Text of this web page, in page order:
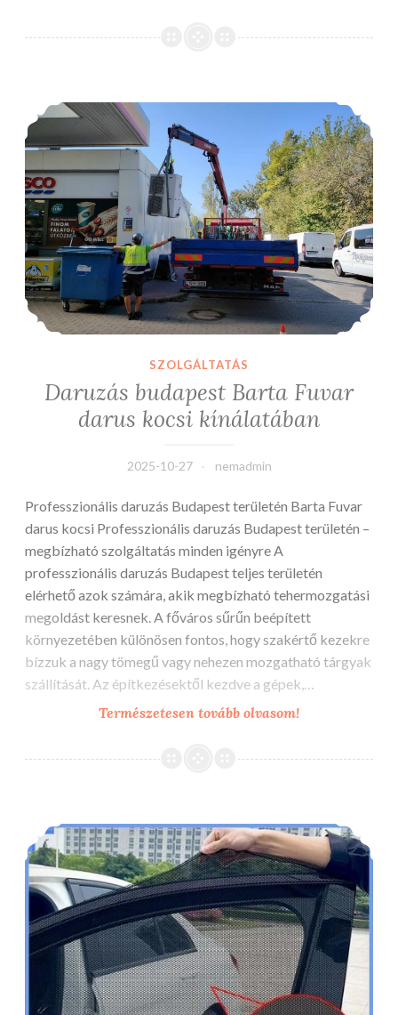
Daruzás budapest Barta Fuvar darus kocsi kínálatában
SZOLGÁLTATÁS
Daruzás budapest Barta Fuvar
darus kocsi kínálatában
2025-10-27 nemadmin
Professzionális daruzás Budapest területén Barta Fuvar
darus kocsi Professzionális daruzás Budapest területén –
megbízható szolgáltatás minden igényre A
professzionális daruzás Budapest teljes területén
elérhető azok számára, akik megbízható tehermozgatási
megoldást keresnek. A főváros sűrűn beépített
környezetében különösen fontos, hogy szakértő kezekre
bízzuk a nagy tömegű vagy nehezen mozgatható tárgyak
szállítását. Az építkezésektől kezdve a gépek,…
Természetesen tovább olvasom!Daruzás
Barta
kocsi
kínálatában
Nélkülözhetetlen, de kik számára?